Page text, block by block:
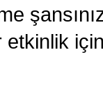
etkinlik